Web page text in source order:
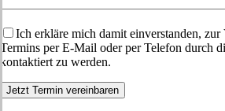
Ich erkläre mich damit einverstanden, zur
Termins per E-Mail oder per Telefon durch
kontaktiert zu werden.